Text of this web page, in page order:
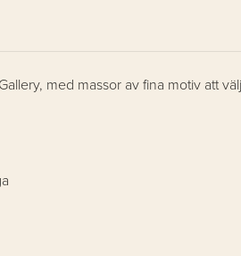
med massor av fina motiv att